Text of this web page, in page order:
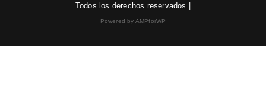
Todos los derechos reservados |
Powered by AMPforWP